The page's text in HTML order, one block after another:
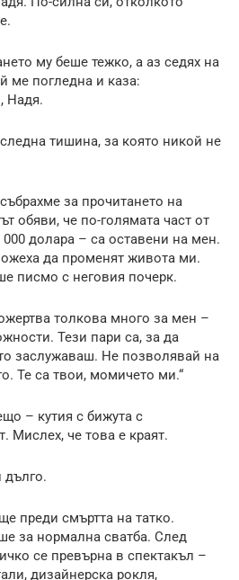
му беше тежко, а аз седях на
ме погледна и каза:
Надя.
тишина, за която никой не
за прочитането на
обяви, че по-голямата част от
долара – са оставени на мен.
да променят живота ми.
писмо с неговия почерк.
толкова много за мен –
Тези пари са, за да
заслужаваш. Не позволявай на
Те са твои, момичето ми.“
– кутия с бижута с
Мислех, че това е краят.
преди смъртта на татко.
за нормална сватба. След
се превърна в спектакъл –
дизайнерска рокля,